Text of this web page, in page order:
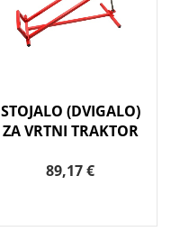
STOJALO (DVIGALO)
ZA VRTNI TRAKTOR
89,17 €